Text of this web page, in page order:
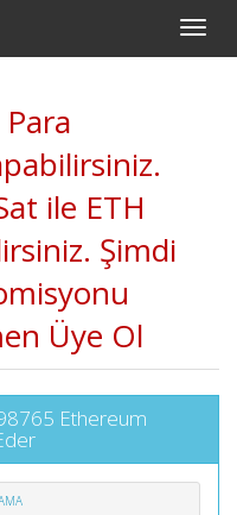
ile ETH
Şimdi
Üye Ol
Ethereum